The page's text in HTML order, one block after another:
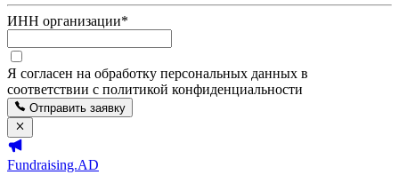
ИНН организации*
Я согласен на обработку персональных данных в
соответствии с политикой конфиденциальности
Отправить заявку
Fundraising.AD